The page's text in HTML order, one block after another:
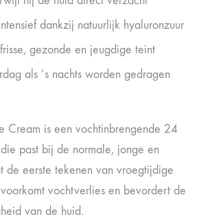
dankzij natuurlijk hyaluronzuur
gezonde en jeugdige teint
als ’s nachts worden gedragen
Cream is een vochtinbrengende 24
past bij de normale, jonge en
de eerste tekenen van vroegtijdige
vochtverlies en bevordert de
van de huid.